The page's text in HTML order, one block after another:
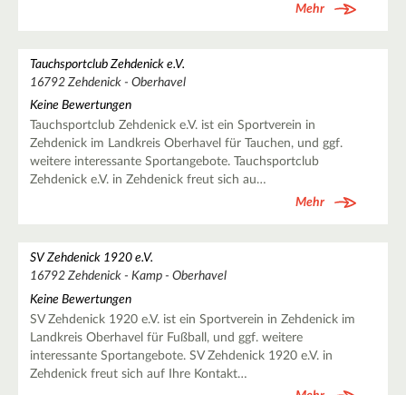
Mehr
Tauchsportclub Zehdenick e.V.
16792 Zehdenick - Oberhavel
Keine Bewertungen
Tauchsportclub Zehdenick e.V. ist ein Sportverein in
Zehdenick im Landkreis Oberhavel für Tauchen, und ggf.
weitere interessante Sportangebote. Tauchsportclub
Zehdenick e.V. in Zehdenick freut sich au…
Mehr
SV Zehdenick 1920 e.V.
16792 Zehdenick - Kamp - Oberhavel
Keine Bewertungen
SV Zehdenick 1920 e.V. ist ein Sportverein in Zehdenick im
Landkreis Oberhavel für Fußball, und ggf. weitere
interessante Sportangebote. SV Zehdenick 1920 e.V. in
Zehdenick freut sich auf Ihre Kontakt…